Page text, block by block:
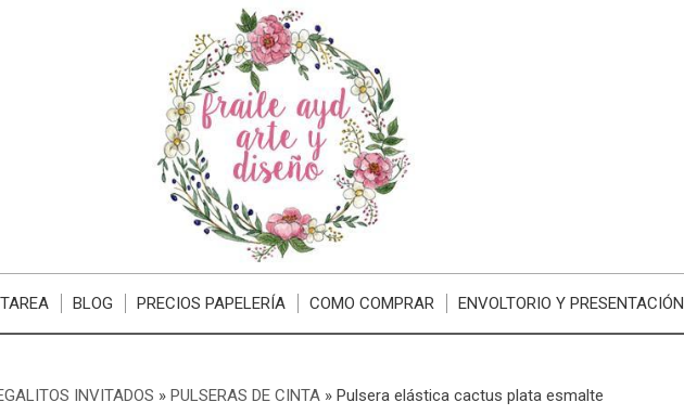
BLOG PRECIOS PAPELERÍA COMO COMPRAR ENVOLTORIO Y PRESENTACIÓN
INVITADOS » PULSERAS DE CINTA» Pulsera elástica cactus plata esmalte